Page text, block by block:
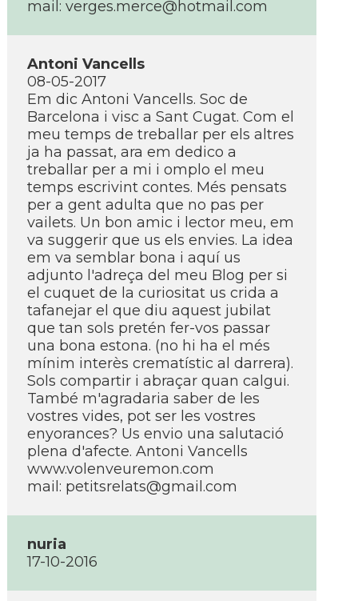
mail: verges.merce@hotmail.com
Antoni Vancells
08-05-2017
Em dic Antoni Vancells. Soc de
Barcelona i visc a Sant Cugat. Com el
meu temps de treballar per els altres
ja ha passat, ara em dedico a
treballar per a mi i omplo el meu
temps escrivint contes. Més pensats
per a gent adulta que no pas per
vailets. Un bon amic i lector meu, em
va suggerir que us els envies. La idea
em va semblar bona i aquí­ us
adjunto l'adreça del meu Blog per si
el cuquet de la curiositat us crida a
tafanejar el que diu aquest jubilat
que tan sols pretén fer-vos passar
una bona estona. (no hi ha el més
mí­nim interès crematí­stic al darrera).
Sols compartir i abraçar quan calgui.
També m'agradaria saber de les
vostres vides, pot ser les vostres
enyorances? Us envio una salutació
plena d'afecte. Antoni Vancells
www.volenveuremon.com
mail: petitsrelats@gmail.com
nuria
17-10-2016